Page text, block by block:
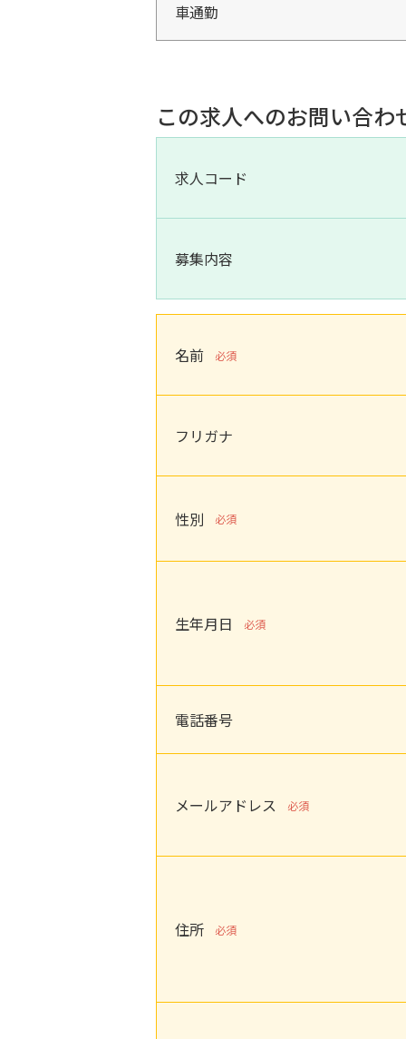
車通勤
この求人へのお問い合わ
求人コード
募集内容
名前 必須
フリガナ
性別 必須
生年月日 必須
電話番号
メールアドレス 必須
住所 必須